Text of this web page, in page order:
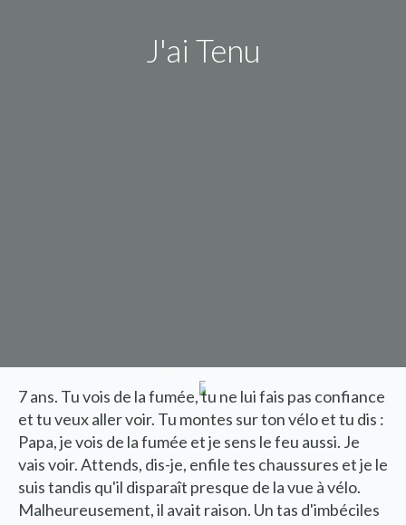
J'ai Tenu
7 ans. Tu vois de la fumée, tu ne lui fais pas confiance
et tu veux aller voir. Tu montes sur ton vélo et tu dis :
Papa, je vois de la fumée et je sens le feu aussi. Je
vais voir. Attends, dis-je, enfile tes chaussures et je le
suis tandis qu'il disparaît presque de la vue à vélo.
Malheureusement, il avait raison. Un tas d'imbéciles